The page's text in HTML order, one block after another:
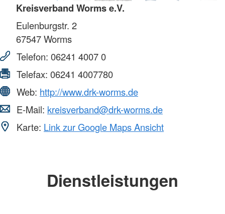
Kreisverband Worms e.V.
Eulenburgstr. 2
67547Worms
Telefon: 06241 4007 0
Telefax: 06241 4007780
Web: http://www.drk-worms.de
E-Mail: kreisverband@drk-worms.de
Karte: Link zur Google Maps Ansicht
Dienstleistungen